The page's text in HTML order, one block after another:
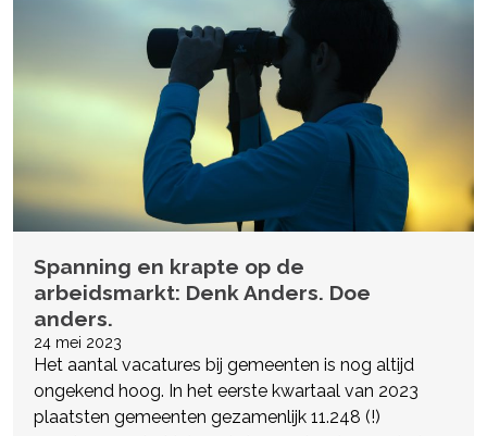
Spanning en krapte op de
arbeidsmarkt: Denk Anders. Doe
anders.
24 mei 2023
Het aantal vacatures bij gemeenten is nog altijd
ongekend hoog. In het eerste kwartaal van 2023
plaatsten gemeenten gezamenlijk 11.248 (!)